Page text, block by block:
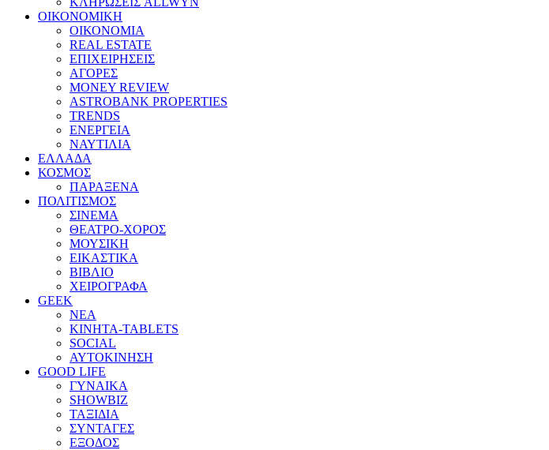
ΟΙΚΟΝΟΜΙΚΗ
ΟΙΚΟΝΟΜΙΑ
REAL ESTATE
ΕΠΙΧΕΙΡΗΣΕΙΣ
ΑΓΟΡΕΣ
MONEY REVIEW
ASTROBANK PROPERTIES
TRENDS
ΕΝΕΡΓΕΙΑ
ΝΑΥΤΙΛΙΑ
ΕΛΛΑΔΑ
ΚΟΣΜΟΣ
ΠΑΡΑΞΕΝΑ
ΠΟΛΙΤΙΣΜΟΣ
ΣΙΝΕΜΑ
ΘΕΑΤΡΟ-ΧΟΡΟΣ
ΜΟΥΣΙΚΗ
ΕΙΚΑΣΤΙΚΑ
ΒΙΒΛΙΟ
ΧΕΙΡΟΓΡΑΦΑ
GEEK
ΝΕΑ
ΚΙΝΗΤΑ-TABLETS
SOCIAL
ΑΥΤΟΚΙΝΗΣΗ
GOOD LIFE
ΓΥΝΑΙΚΑ
SHOWBIZ
ΤΑΞΙΔΙΑ
ΣΥΝΤΑΓΕΣ
ΕΞΟΔΟΣ